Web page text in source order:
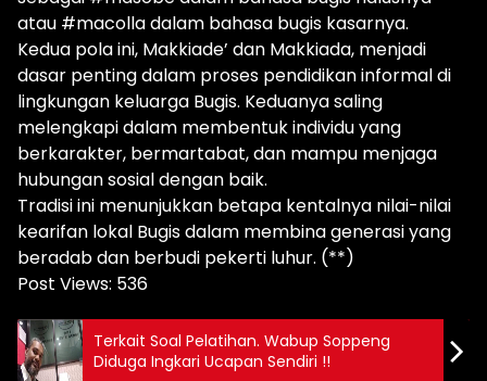
atau #macolla dalam bahasa bugis kasarnya.
Kedua pola ini, Makkiade’ dan Makkiada, menjadi
dasar penting dalam proses pendidikan informal di
lingkungan keluarga Bugis. Keduanya saling
melengkapi dalam membentuk individu yang
berkarakter, bermartabat, dan mampu menjaga
hubungan sosial dengan baik.
Tradisi ini menunjukkan betapa kentalnya nilai-nilai
kearifan lokal Bugis dalam membina generasi yang
beradab dan berbudi pekerti luhur. (**)
Post Views: 536
Terkait Soal Pelatihan. Wabup Soppeng
Diduga Ingkari Ucapan Sendiri !!